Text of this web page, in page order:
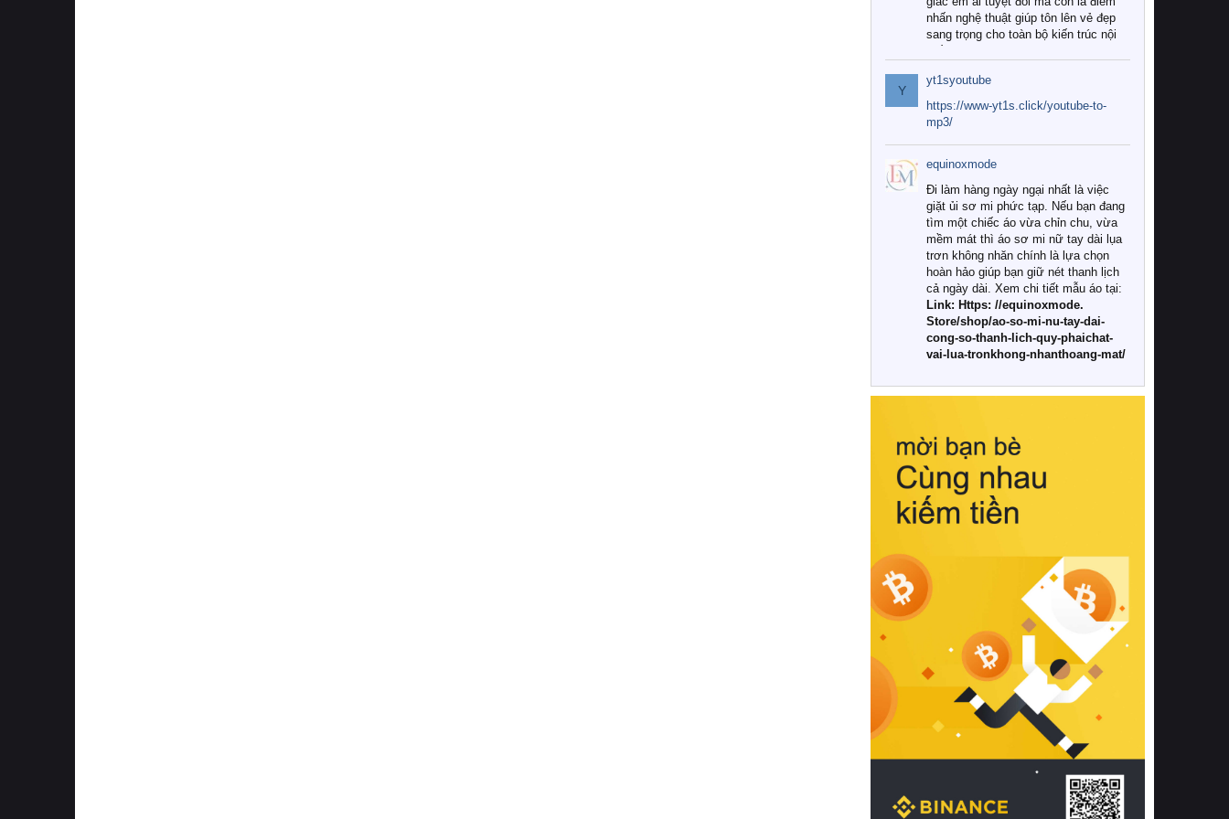
nhấn nghệ thuật giúp tôn lên vẻ đẹp
sang trọng cho toàn bộ kiến trúc nội
Tuy nhiên, giữa thị trường đa dạng
với vô vàn thương hiệu và mẫu mã
như hiện nay, làm thế nào để chọn
được những bộ chăn ga gối đệm cao
cấp thực sự chất lượng, phù hợp với
khí hậu và nhu cầu sử dụng của gia
đình? Hãy cùng chúng tôi đi tìm lời
giải đáp chi tiết qua bài viết dưới đây.
1. Tại sao các gia đình hiện đại lại ưa
chuộng chăn ga gối đệm cao cấp?
Khác với các dòng sản phẩm thông
thường, những bộ chăn ga gối đệm
cao cấp trải qua quy trình sản xuất
nghiêm ngặt từ khâu chọn lọc nguyên
liệu tự nhiên đến công nghệ dệt
nhuộm hiện đại không chứa hóa chất
này, bạn sẽ cảm nhận rõ rệt sự khác
hồi chuẩn xác của phần đệm nâng đỡ
cột sống.
Bên cạnh đó, việc lựa chọn các dòng
sản phẩm đạt chuẩn chất lượng quốc
tế còn giúp ngăn ngừa tình trạng kích
khuẩn và nấm mốc trong điều kiện
thời tiết nóng ẩm. Bạn có thể tìm hiểu
thêm các nghiên cứu khoa học về tác
động của giấc ngủ và môi trường
phòng ngủ đối với sức khỏe con
người tại Sleep Foundation (External
Link) để có cái nhìn toàn diện hơn.
2. Các tiêu chí vàng khi lựa chọn
chăn ga gối đệm cao cấp cho phòng
ngủ
Để sở hữu một bộ chăn ga gối đệm
cao cấp hoàn hảo cả về thẩm mỹ lẫn
công năng, người tiêu dùng cần cân
nhắc kỹ lưỡng các tiêu chí quan trọng
Y
yt1syoutube
https://www-yt1s.click/youtube-to-
mp3/
equinoxmode
Đi làm hàng ngày ngại nhất là việc
giặt ủi sơ mi phức tạp. Nếu bạn đang
tìm một chiếc áo vừa chỉn chu, vừa
mềm mát thì áo sơ mi nữ tay dài lụa
trơn không nhăn chính là lựa chọn
hoàn hảo giúp bạn giữ nét thanh lịch
cả ngày dài. Xem chi tiết mẫu áo tại:
Link: Https: //equinoxmode.
Store/shop/ao-so-mi-nu-tay-dai-
cong-so-thanh-lich-quy-phaichat-
vai-lua-tronkhong-nhanthoang-mat/